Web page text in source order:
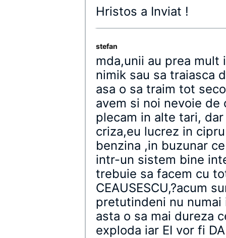
Hristos a Inviat !
stefan
mda,unii au prea mult
nimik sau sa traiasca
asa o sa traim tot
avem si noi nevoie de
plecam in alte tari,
criza,eu lucrez in
benzina ,in buzunar
intr-un sistem bine
trebuie sa facem cu
pretutindeni nu
asta o sa mai dureza
exploda iar EI vor fi